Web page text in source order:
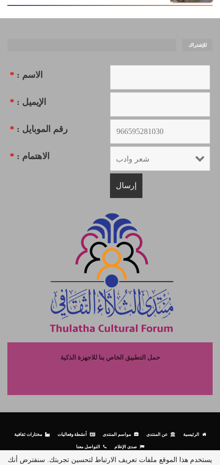
للإشتراك
الاسم : *
الإيميل : *
رقم الموبايل : *
الاهتمام : *
حمل التطبيق الخاص بنا للاجهزة الذكية
الرئيسية عن المنتدى مواسم المنتدى أنشطة وفعاليات مختارات ثقافية
صدى الإعلام التواصل معنا
يستخدم هذا الموقع ملفات تعريف الارتباط لتحسين تجربتك. سنفترض أنك